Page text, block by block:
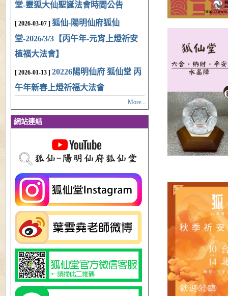
堂-靈狐大仙聖誕法會時間公告
[ 2026-03-07 ] 狐仙-陽明仙府狐仙
堂-2026/3/3【丙午年-元宵上燈祈安
植福大法會】
[ 2026-01-13 ] 20226陽明仙府 狐仙堂 丙
午年新春上燈祈福大法會
More...
網站連結